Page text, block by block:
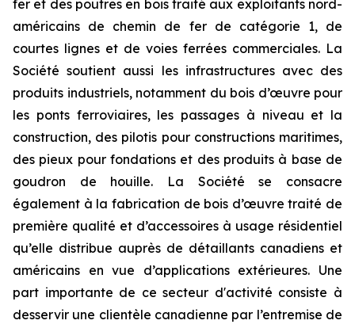
fer et des poutres en bois traité aux exploitants nord-
américains de chemin de fer de catégorie 1, de
courtes lignes et de voies ferrées commerciales. La
Société soutient aussi les infrastructures avec des
produits industriels, notamment du bois d’œuvre pour
les ponts ferroviaires, les passages à niveau et la
construction, des pilotis pour constructions maritimes,
des pieux pour fondations et des produits à base de
goudron de houille. La Société se consacre
également à la fabrication de bois d’œuvre traité de
première qualité et d’accessoires à usage résidentiel
qu’elle distribue auprès de détaillants canadiens et
américains en vue d’applications extérieures. Une
part importante de ce secteur d'activité consiste à
desservir une clientèle canadienne par l’entremise de